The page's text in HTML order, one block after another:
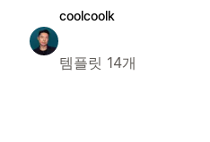
coolcoolk
템플릿 14개